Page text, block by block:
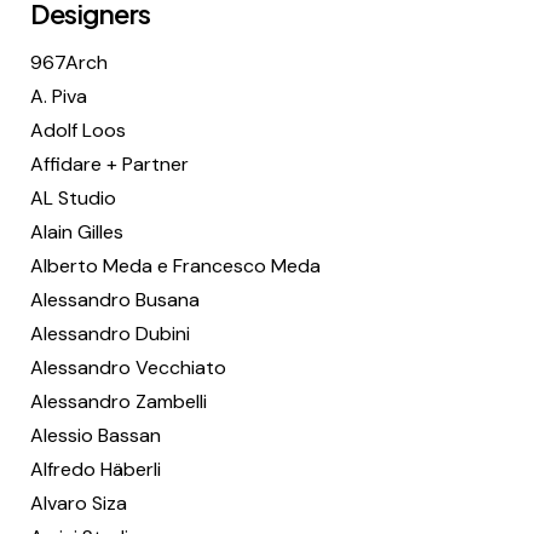
Designers
967Arch
A. Piva
Adolf Loos
Affidare + Partner
AL Studio
Alain Gilles
Alberto Meda e Francesco Meda
Alessandro Busana
Alessandro Dubini
Alessandro Vecchiato
Alessandro Zambelli
Alessio Bassan
Alfredo Häberli
Alvaro Siza